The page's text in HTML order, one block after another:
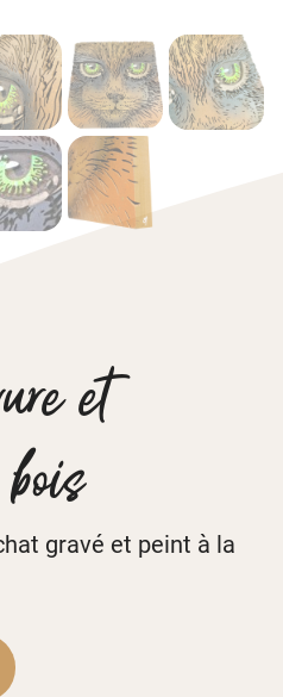
et
gravé et peint à la